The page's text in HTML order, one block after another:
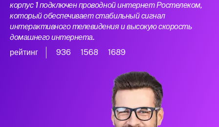
корпус 1 подключен проводной интернет Ростелеком,
который обеспечивает стабильный сигнал
интерактивного телевидения и высокую скорость
домашнего интернета.
рейтинг
936 1568 1689